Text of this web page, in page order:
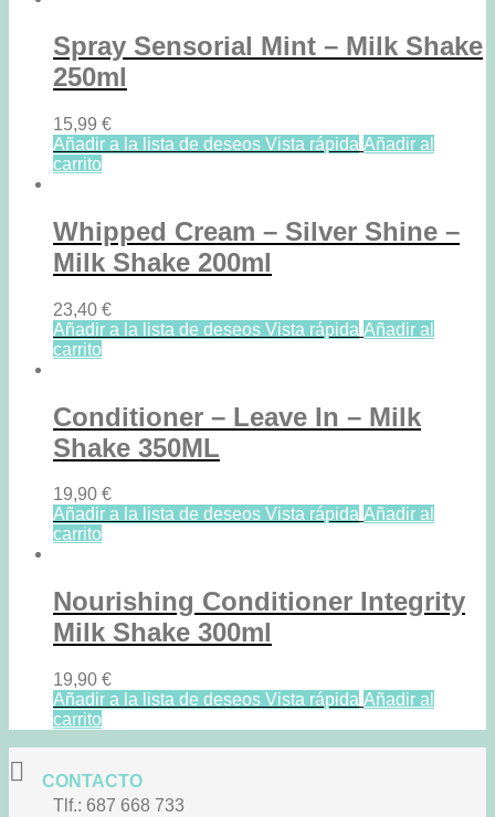
Spray Sensorial Mint – Milk Shake
250ml
15,99 €
Añadir a la lista de deseos Vista rápida Añadir al
carrito
Whipped Cream – Silver Shine –
Milk Shake 200ml
23,40 €
Añadir a la lista de deseos Vista rápida Añadir al
carrito
Conditioner – Leave In – Milk
Shake 350ML
19,90 €
Añadir a la lista de deseos Vista rápida Añadir al
carrito
Nourishing Conditioner Integrity
Milk Shake 300ml
19,90 €
Añadir a la lista de deseos Vista rápida Añadir al
carrito
CONTACTO
Tlf.: 687 668 733